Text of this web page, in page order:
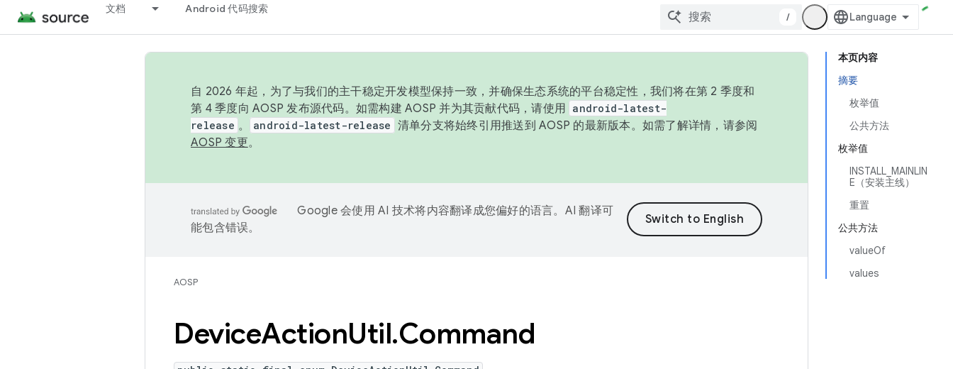
文档 Android 代码搜索
/
本页内容
摘要
枚举值
公共方法
枚举值
INSTALL_MAINLIN
E（安装主线）
重置
公共方法
valueOf
values
自 2026 年起，为了与我们的主干稳定开发模型保持一致，并确保生态系统的平台稳定性，我们将在第 2 季度和
第 4 季度向 AOSP 发布源代码。如需构建 AOSP 并为其贡献代码，请使用 android-latest-
release 。 android-latest-release 清单分支将始终引用推送到 AOSP 的最新版本。如需了解详情，请参阅
AOSP 变更。
Google 会使用 AI 技术将内容翻译成您偏好的语言。AI 翻译可
能包含错误。
AOSP
DeviceActionUtil.Command